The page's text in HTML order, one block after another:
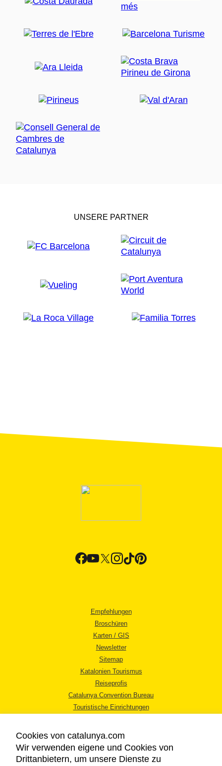
UNSERE PARTNER
Empfehlungen
Broschüren
Karten / GIS
Newsletter
Sitemap
Katalonien Tourismus
Reiseprofis
Catalunya Convention Bureau
Touristische Einrichtungen
Cookies von catalunya.com
Wir verwenden eigene und Cookies von
Drittanbietern, um unsere Dienste zu